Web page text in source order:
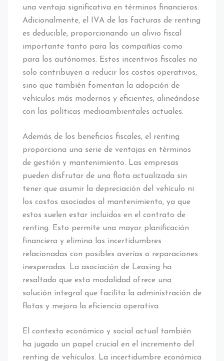
una ventaja significativa en términos financieros.
Adicionalmente, el IVA de las facturas de renting
es deducible, proporcionando un alivio fiscal
importante tanto para las compañías como
para los autónomos. Estos incentivos fiscales no
solo contribuyen a reducir los costos operativos,
sino que también fomentan la adopción de
vehículos más modernos y eficientes, alineándose
con las políticas medioambientales actuales.
Además de los beneficios fiscales, el renting
proporciona una serie de ventajas en términos
de gestión y mantenimiento. Las empresas
pueden disfrutar de una flota actualizada sin
tener que asumir la depreciación del vehículo ni
los costos asociados al mantenimiento, ya que
estos suelen estar incluidos en el contrato de
renting. Esto permite una mayor planificación
financiera y elimina las incertidumbres
relacionadas con posibles averías o reparaciones
inesperadas. La asociación de Leasing ha
resaltado que esta modalidad ofrece una
solución integral que facilita la administración de
flotas y mejora la eficiencia operativa.
El contexto económico y social actual también
ha jugado un papel crucial en el incremento del
renting de vehículos. La incertidumbre económica